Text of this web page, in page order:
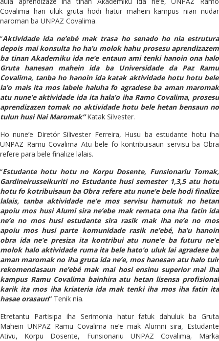
Covalima hari uluk gruta hodi hatur mahein kampus nian nudar
naroman ba UNPAZ Covalima.
“Aktividade ida ne’ebé mak trasa ho senado ho nia estrutura
depois mai konsulta ho ha’u molok hahu prosesu aprendizazem
ba tinan Akademiku ida ne’eentaun ami tenki hanoin ona halo
Gruta hanesan mahein ida ba Universidade da Paz Ramu
Covalima, tanba ho hanoin ida katak aktividade hotu hotu bele
la’o mais ita mos labele haluha fo agradese ba aman maromak
atu nune’eaktividade ida ita hala’o iha Ramo Covalima, prosesu
aprendizazen tomak no aktividade hotu bele hetan bensaun no
tulun husi Nai Maromak” Katak Silvester.
Ho nune’e Diretór Silivester Ferreira, Husu ba estudante hotu iha
UNPAZ Ramu Covalima Atu bele fo kontribuisaun servisu ba Obra
refere para bele finalize lalais.
“Estudante hotu hotu no KorpuDosente, Funsionariu Tomak,
Gardineirusseikuriti no Estudante husi semester 1,3,5 atu hotu
hotu fo kotribuisaun ba Obra refere atu nune’ebele hodi finalize
lalais, tanba aktividade ne’emos servisuhamutuk no hetan
apoiu mos husi Alumi sira ne’ebe mak remata ona iha fatin ida
ne’eno mos husi estudante sira rasik makiha ne’eno mos
apoiu mos husi parte komunidade rasik ne’ebé, ha’u hanoin
obra ida ne’epresiza itakontribui atu nune’eba futurune’e
molok halo aktividade ruma ita bele hato’ouluk lai agradese ba
aman maromak no iha gruta ida ne’e, mos hanesan atu halo tuir
rekomendasaun ne’ebé mak mai hosi ensinu superior mai iha
kampus RamuCovalima bainhira atu hetan lisensa profisional
karik ita mos iha kriateria ida mak tenki iha mos iha fatin ita
hasae orasaun” Tenik nia.
Etretantu Partisipa iha Serimonia hatur fatuk dahuluk ba Gruta
Mahein UNPAZ Ramu Covalima ne’e mak Alumni sira, Estudante
Ativu, Korpu Dosente, Funsionariu UNPAZ Covalima, Marka